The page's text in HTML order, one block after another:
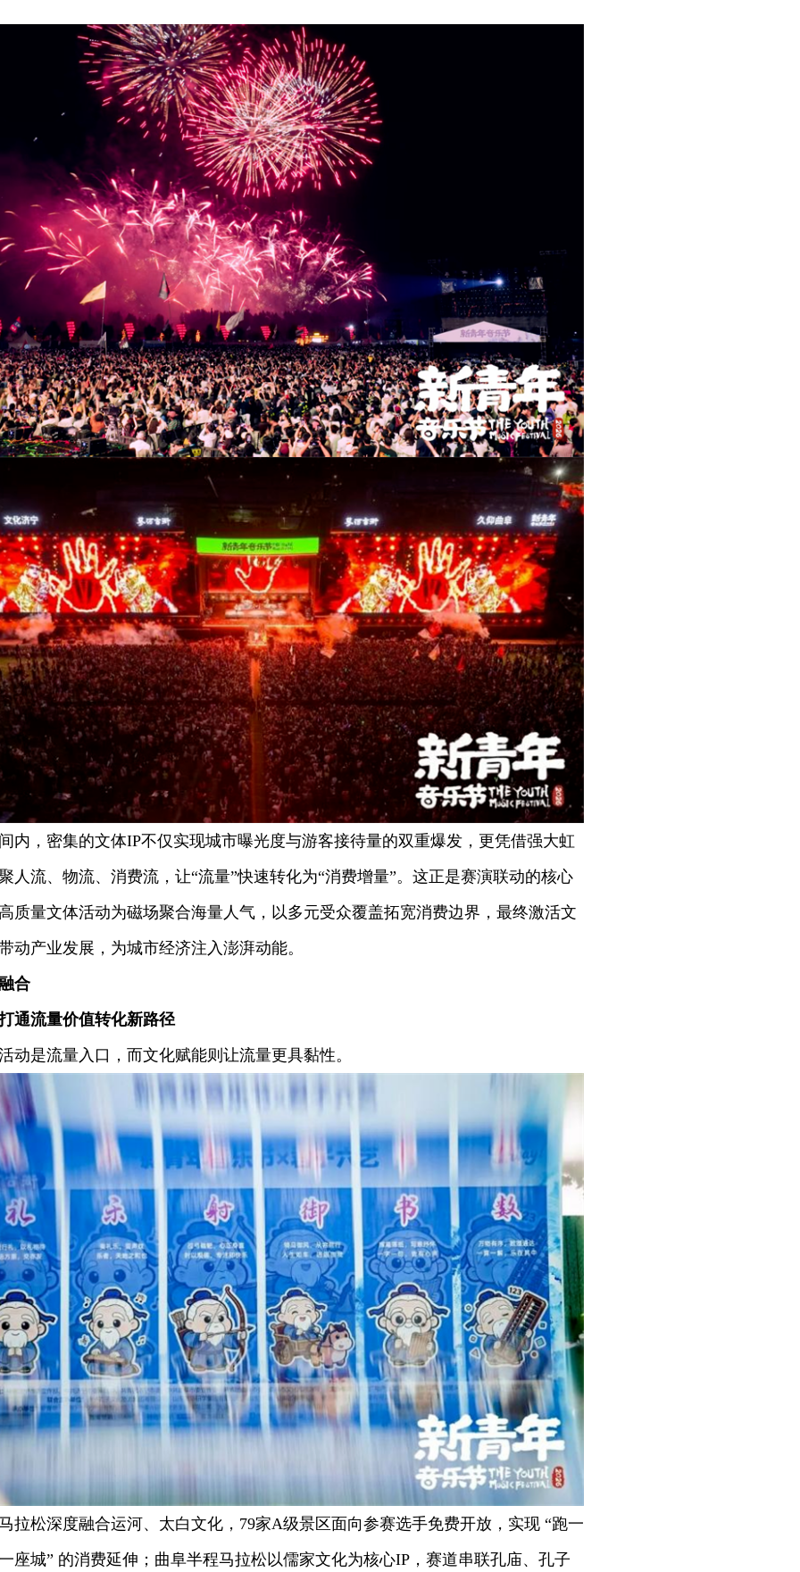
密集的文体IP不仅实现城市曝光度与游客接待量的双重爆发，更凭借强大虹
人流、物流、消费流，让“流量”快速转化为“消费增量”。这正是赛演联动的核心
质量文体活动为磁场聚合海量人气，以多元受众覆盖拓宽消费边界，最终激活文
动产业发展，为城市经济注入澎湃动能。
合
流量价值转化新路径
流量入口，而文化赋能则让流量更具黏性。
深度融合运河、太白文化，79家A级景区面向参赛选手免费开放，实现 “跑一
座城” 的消费延伸；曲阜半程马拉松以儒家文化为核心IP，赛道串联孔庙、孔子